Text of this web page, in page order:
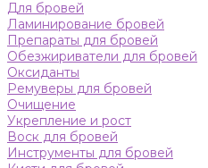
Для бровей
Ламинирование бровей
Препараты для бровей
Обезжириватели для бровей
Оксиданты
Ремуверы для бровей
Очищение
Укрепление и рост
Воск для бровей
Инструменты для бровей